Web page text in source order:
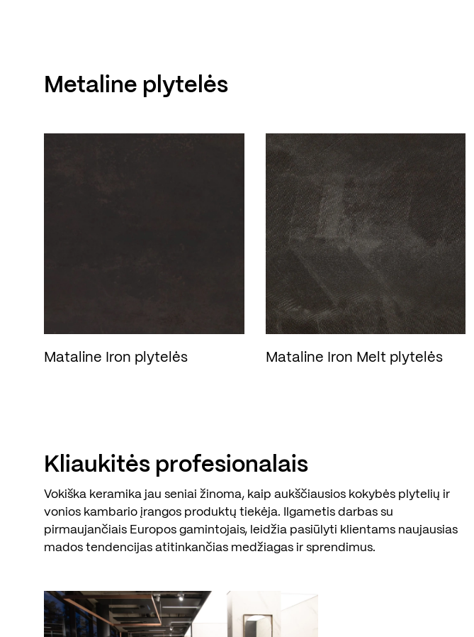
Metaline plytelės
Mataline Iron plytelės Mataline Iron Melt plytelės
Kliaukitės profesionalais
Vokiška keramika jau seniai žinoma, kaip aukščiausios kokybės plytelių ir
vonios kambario įrangos produktų tiekėja. Ilgametis darbas su
pirmaujančiais Europos gamintojais, leidžia pasiūlyti klientams naujausias
mados tendencijas atitinkančias medžiagas ir sprendimus.